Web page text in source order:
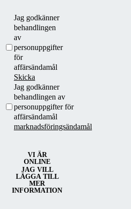
Jag godkänner
behandlingen
av
personuppgifter
för
affärsändamål
Skicka
Jag godkänner
behandlingen av
personuppgifter för
affärsändamål
marknadsföringsändamål
JAG VILL
LÄGGA TILL
MER
INFORMATION
VI ÄR
ONLINE